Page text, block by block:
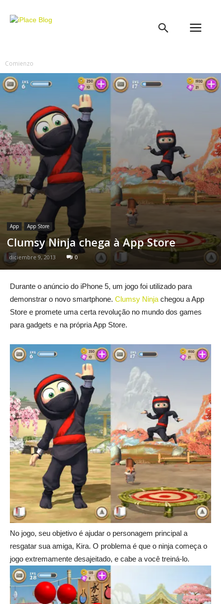
Comienzo
App App Store
Clumsy Ninja chega à App Store
diciembre 9, 2013 0
Durante o anúncio do iPhone 5, um jogo foi utilizado para
demonstrar o novo smartphone. Clumsy Ninja chegou a App
Store e promete uma certa revolução no mundo dos games
para gadgets e na própria App Store.
No jogo, seu objetivo é ajudar o personagem principal a
resgatar sua amiga, Kira. O problema é que o ninja começa o
jogo extremamente desajeitado, e cabe a você treiná-lo.